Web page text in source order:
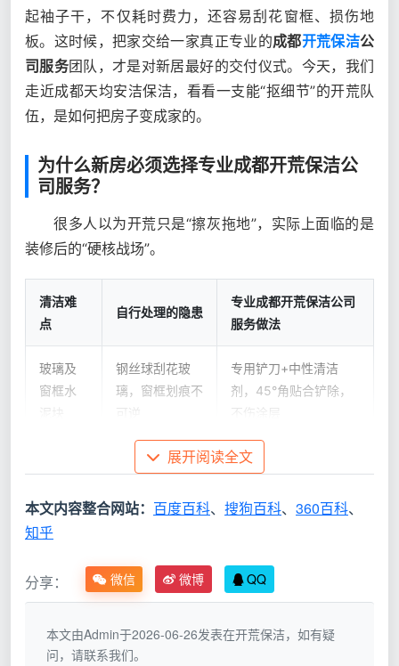
起袖子干，不仅耗时费力，还容易刮花窗框、损伤地
板。这时候，把家交给一家真正专业的成都开荒保洁公
司服务团队，才是对新居最好的交付仪式。今天，我们
走近成都天均安洁保洁，看看一支能“抠细节”的开荒队
伍，是如何把房子变成家的。
为什么新房必须选择专业成都开荒保洁公
司服务？
很多人以为开荒只是“擦灰拖地”，实际上面临的是
装修后的“硬核战场”。
清洁难
点
自行处理的隐患
专业成都开荒保洁公司
服务做法
玻璃及
窗框水
泥块
钢丝球刮花玻
璃，窗框划痕不
可逆
专用铲刀+中性清洁
剂，45°角贴合铲除，
不伤涂层
尘与颗
粒
普通吸尘器滤网
堵塞，扬尘二次
污染
大功率工业吸尘器配合
与标签
湿布越擦越糊，
胶渍残留
分材质除胶剂+无纺
布，先软化再轻刮
地砖与
展开阅读全文
本文内容整合网站： 百度百科、 搜狗百科、 360百科、
知乎
分享： 微信 微博 QQ
本文由Admin于2026-06-26发表在开荒保洁，如有疑
问，请联系我们。